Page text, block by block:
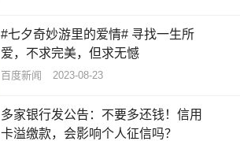
#七夕奇妙游里的爱情# 寻找一生所
爱，不求完美，但求无憾
百度新闻 2023-08-23
多家银行发公告：不要多还钱！信用
卡溢缴款，会影响个人征信吗？